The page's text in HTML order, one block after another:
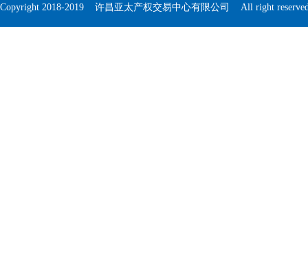
Copyright 2018-2019 许昌亚太产权交易中心有限公司 All right